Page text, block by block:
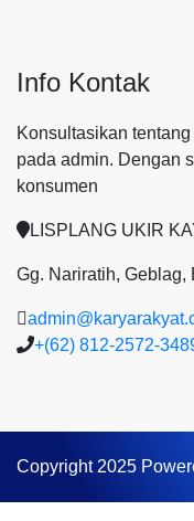
Info Kontak
Konsultasikan
pada admin. Dengan
konsumen
LISPLANG UKIR
Gg. Nariratih, Geblag,
+(62) 812-2572-
Copyright 2025